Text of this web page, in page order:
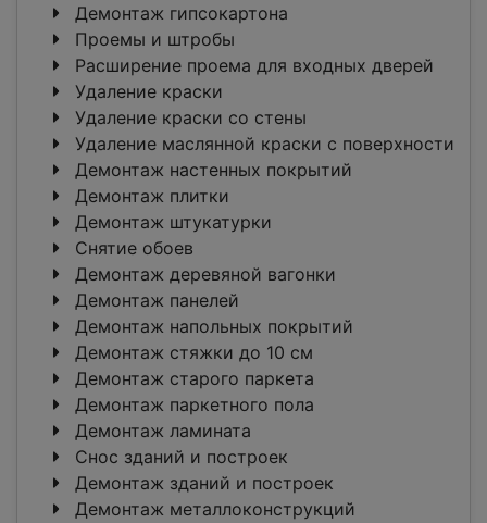
Демонтаж гипсокартона
Проемы и штробы
Расширение проема для входных дверей
Удаление краски
Удаление краски со стены
Удаление маслянной краски с поверхности
Демонтаж настенных покрытий
Демонтаж плитки
Демонтаж штукатурки
Снятие обоев
Демонтаж деревяной вагонки
Демонтаж панелей
Демонтаж напольных покрытий
Демонтаж стяжки до 10 см
Демонтаж старого паркета
Демонтаж паркетного пола
Демонтаж ламината
Снос зданий и построек
Демонтаж зданий и построек
Демонтаж металлоконструкций